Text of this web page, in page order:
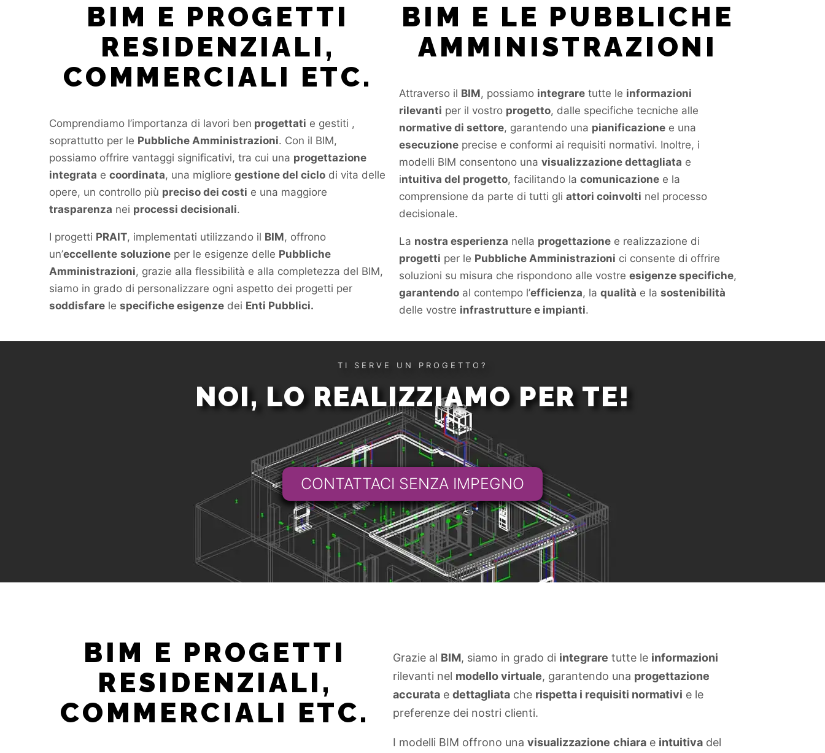
BIM E PROGETTI
RESIDENZIALI,
COMMERCIALI ETC.
Comprendiamo l’importanza di lavori ben progettati e gestiti ,
soprattutto per le Pubbliche Amministrazioni. Con il BIM,
possiamo offrire vantaggi significativi, tra cui una progettazione
integrata e coordinata, una migliore gestione del ciclo di vita delle
opere, un controllo più preciso dei costi e una maggiore
trasparenza nei processi decisionali.
I progetti PRAIT, implementati utilizzando il BIM, offrono
un’eccellente soluzione per le esigenze delle Pubbliche
Amministrazioni, grazie alla flessibilità e alla completezza del BIM,
siamo in grado di personalizzare ogni aspetto dei progetti per
soddisfare le specifiche esigenze dei Enti Pubblici.
BIM E LE PUBBLICHE
AMMINISTRAZIONI
Attraverso il BIM, possiamo integrare tutte le informazioni
rilevanti per il vostro progetto, dalle specifiche tecniche alle
normative di settore, garantendo una pianificazione e una
esecuzione precise e conformi ai requisiti normativi. Inoltre, i
modelli BIM consentono una visualizzazione dettagliata e
intuitiva del progetto, facilitando la comunicazione e la
comprensione da parte di tutti gli attori coinvolti nel processo
decisionale.
La nostra esperienza nella progettazione e realizzazione di
progetti per le Pubbliche Amministrazioni ci consente di offrire
soluzioni su misura che rispondono alle vostre esigenze specifiche,
garantendo al contempo l’efficienza, la qualità e la sostenibilità
delle vostre infrastrutture e impianti.
TI SERVE UN PROGETTO?
NOI, LO REALIZZIAMO PER TE!
CONTATTACI SENZA IMPEGNO​
BIM E PROGETTI
RESIDENZIALI,
COMMERCIALI ETC.
Grazie al BIM, siamo in grado di integrare tutte le informazioni
rilevanti nel modello virtuale, garantendo una progettazione
accurata e dettagliata che rispetta i requisiti normativi e le
preferenze dei nostri clienti.
I modelli BIM offrono una visualizzazione chiara e intuitiva del